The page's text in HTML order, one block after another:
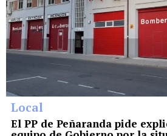
Local
El PP de Peñaranda pide